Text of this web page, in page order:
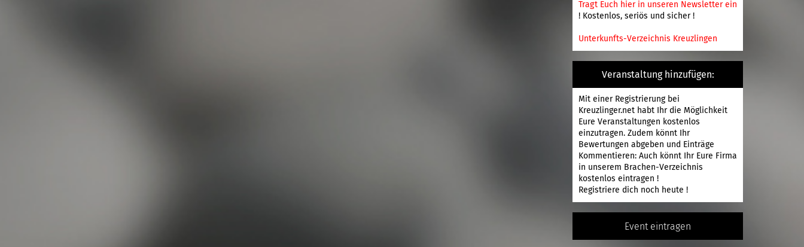
Tragt Euch hier in unseren Newsletter ein
! Kostenlos, seriös und sicher !
Unterkunfts-Verzeichnis Kreuzlingen
Veranstaltung hinzufügen:
Mit einer Registrierungbei
Kreuzlinger.net habt Ihr die Möglichkeit
Eure Veranstaltungen kostenlos
einzutragen. Zudem könnt Ihr
Bewertungen abgeben und Einträge
Kommentieren: Auch könnt Ihr Eure Firma
in unserem Brachen-Verzeichnis
kostenlos eintragen !
Registriere dich noch heute !
Event eintragen